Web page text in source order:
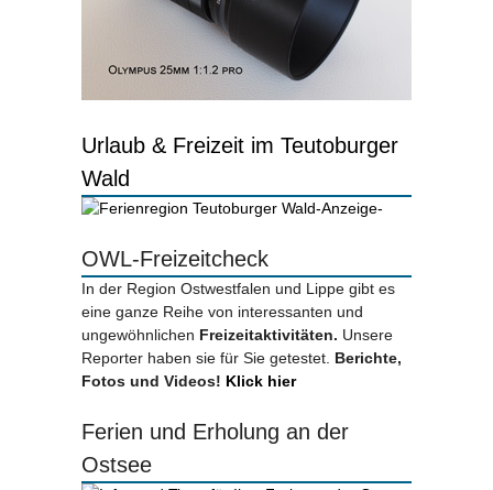
Urlaub & Freizeit im Teutoburger
Wald
-Anzeige-
OWL-Freizeitcheck
In der Region Ostwestfalen und Lippe gibt es
eine ganze Reihe von interessanten und
ungewöhnlichen Freizeitaktivitäten. Unsere
Reporter haben sie für Sie getestet. Berichte,
Fotos und Videos! Klick hier
Ferien und Erholung an der
Ostsee